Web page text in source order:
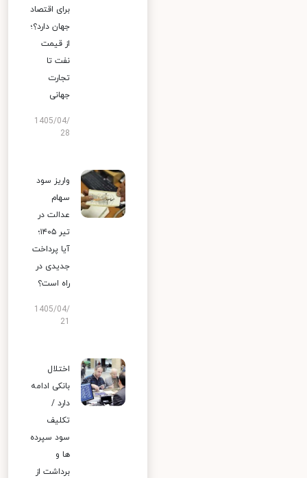
برای اقتصاد
جهان دارد؟؛
از قیمت
نفت تا
تجارت
جهانی
1405/04/
28
واریز سود
سهام
عدالت در
تیر ۱۴۰۵؛
آیا پرداخت
جدیدی در
راه است؟
1405/04/
اختلال
بانکی ادامه
دارد /
تکلیف
سود سپرده
ها و
برداشت از